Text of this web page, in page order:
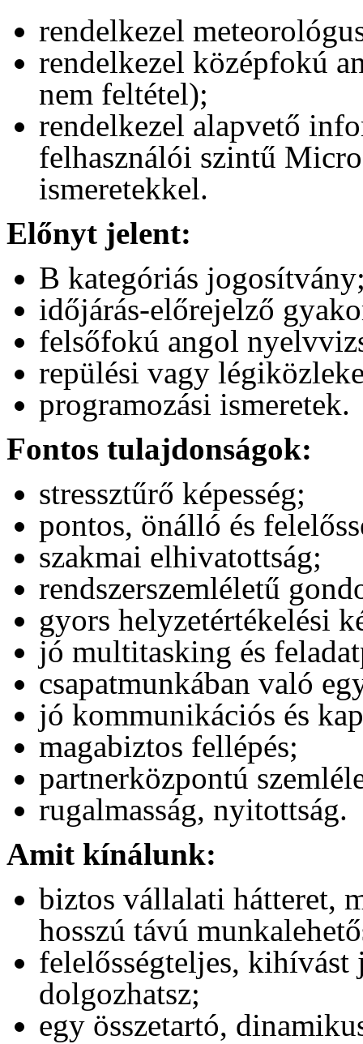
rendelkezel
rendelkezel középfokú
nem feltétel);
rendelkezel alapvető
felhasználói szintű
ismeretekkel.
Előnyt jelent:
B kategóriás
időjárás-előrejelző
felsőfokú angol
repülési vagy
programozási ismeretek.
Fontos tulajdonságok:
stressztűrő képesség;
pontos, önálló és
szakmai elhivatottság;
rendszerszemléletű
gyors helyzetértékelési
jó multitasking és
csapatmunkában való
jó kommunikációs és
magabiztos fellépés;
partnerközpontú
rugalmasság, nyitottság.
Amit kínálunk:
biztos vállalati hátteret,
hosszú távú
felelősségteljes,
dolgozhatsz;
egy összetartó,